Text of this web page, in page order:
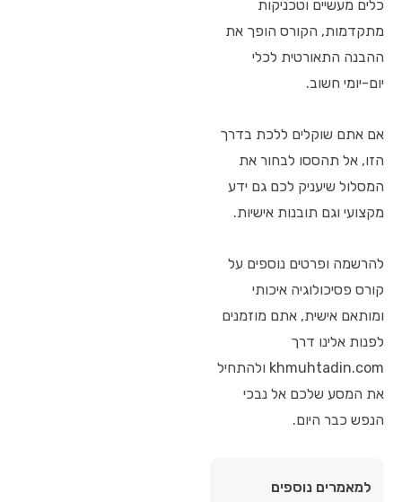
כלים מעשיים וטכניקות
מתקדמות, הקורס הופך את
ההבנה התאורטית לכלי
יום-יומי חשוב.
אם אתם שוקלים ללכת בדרך
הזו, אל תהססו לבחור את
המסלול שיעניק לכם גם ידע
מקצועי וגם תובנות אישיות.
להרשמה ופרטים נוספים על
קורס פסיכולוגיה איכותי
ומותאם אישית, אתם מוזמנים
לפנות אלינו דרך
khmuhtadin.com ולהתחיל
את המסע שלכם אל נבכי
הנפש כבר היום.
למאמרים נוספים